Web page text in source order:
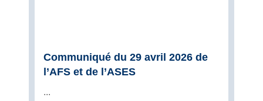
Communiqué du 29 avril 2026 de
l’AFS et de l’ASES
...